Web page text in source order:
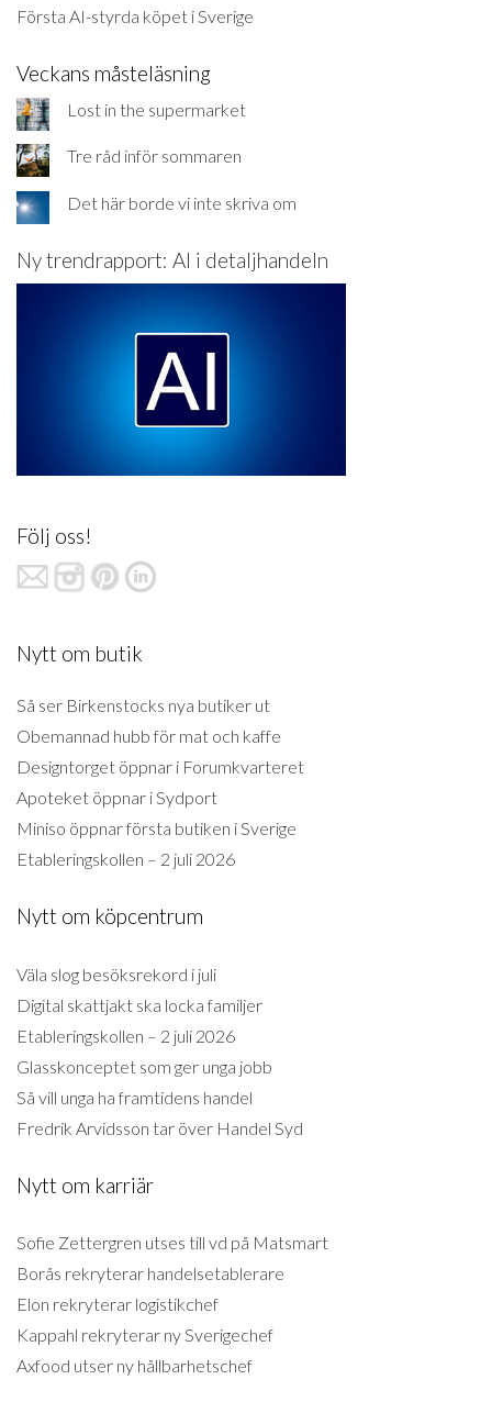
Första AI-styrda köpet i Sverige
Veckans måsteläsning
Lost in the supermarket
Tre råd inför sommaren
Det här borde vi inte skriva om
Ny trendrapport: AI i detaljhandeln
Följ oss!
Nytt om butik
Så ser Birkenstocks nya butiker ut
Obemannad hubb för mat och kaffe
Designtorget öppnar i Forumkvarteret
Apoteket öppnar i Sydport
Miniso öppnar första butiken i Sverige
Etableringskollen – 2 juli 2026
Nytt om köpcentrum
Väla slog besöksrekord i juli
Digital skattjakt ska locka familjer
Etableringskollen – 2 juli 2026
Glasskonceptet som ger unga jobb
Så vill unga ha framtidens handel
Fredrik Arvidsson tar över Handel Syd
Nytt om karriär
Sofie Zettergren utses till vd på Matsmart
Borås rekryterar handelsetablerare
Elon rekryterar logistikchef
Kappahl rekryterar ny Sverigechef
Axfood utser ny hållbarhetschef